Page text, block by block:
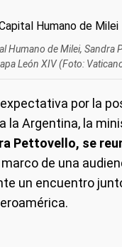
Humano de Milei, Sandra
León XIV (Foto:
por la
a la Argentina, la
Pettovello, se
de una
un encuentro